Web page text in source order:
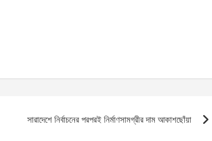
সারাদেশে নির্বাচনের পরপরই নির্মাণসামগ্রীর দাম আকাশছোঁয়া